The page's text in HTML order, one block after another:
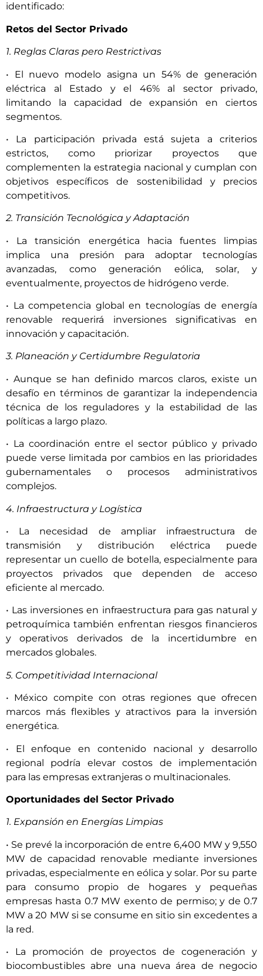
identificado:
Retos del Sector Privado
1. Reglas Claras pero Restrictivas
• El nuevo modelo asigna un 54% de generación
eléctrica al Estado y el 46% al sector privado,
limitando la capacidad de expansión en ciertos
segmentos.
• La participación privada está sujeta a criterios
estrictos, como priorizar proyectos que
complementen la estrategia nacional y cumplan con
objetivos específicos de sostenibilidad y precios
competitivos.
2. Transición Tecnológica y Adaptación
• La transición energética hacia fuentes limpias
implica una presión para adoptar tecnologías
avanzadas, como generación eólica, solar, y
eventualmente, proyectos de hidrógeno verde.
• La competencia global en tecnologías de energía
renovable requerirá inversiones significativas en
innovación y capacitación.
3. Planeación y Certidumbre Regulatoria
• Aunque se han definido marcos claros, existe un
desafío en términos de garantizar la independencia
técnica de los reguladores y la estabilidad de las
políticas a largo plazo.
• La coordinación entre el sector público y privado
puede verse limitada por cambios en las prioridades
gubernamentales o procesos administrativos
complejos.
4. Infraestructura y Logística
• La necesidad de ampliar infraestructura de
transmisión y distribución eléctrica puede
representar un cuello de botella, especialmente para
proyectos privados que dependen de acceso
eficiente al mercado.
• Las inversiones en infraestructura para gas natural y
petroquímica también enfrentan riesgos financieros
y operativos derivados de la incertidumbre en
mercados globales.
5. Competitividad Internacional
• México compite con otras regiones que ofrecen
marcos más flexibles y atractivos para la inversión
energética.
• El enfoque en contenido nacional y desarrollo
regional podría elevar costos de implementación
para las empresas extranjeras o multinacionales.
Oportunidades del Sector Privado
1. Expansión en Energías Limpias
• Se prevé la incorporación de entre 6,400 MW y 9,550
MW de capacidad renovable mediante inversiones
privadas, especialmente en eólica y solar. Por su parte
para consumo propio de hogares y pequeñas
empresas hasta 0.7 MW exento de permiso; y de 0.7
MW a 20 MW si se consume en sitio sin excedentes a
la red.
• La promoción de proyectos de cogeneración y
biocombustibles abre una nueva área de negocio